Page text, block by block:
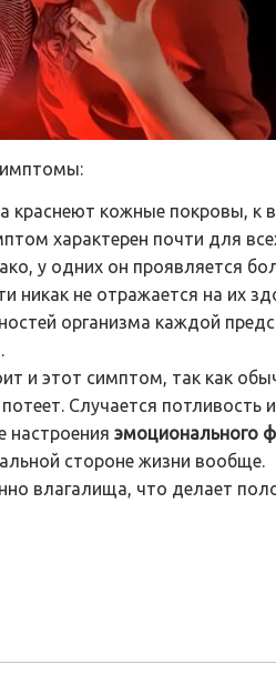
краснеют кожные покровы, к
характерен почти для
у одних он проявляется
никак не отражается на их
организма каждой
и этот симптом, так как
Случается потливость
настроения эмоционального
стороне жизни вообще.
влагалища, что делает